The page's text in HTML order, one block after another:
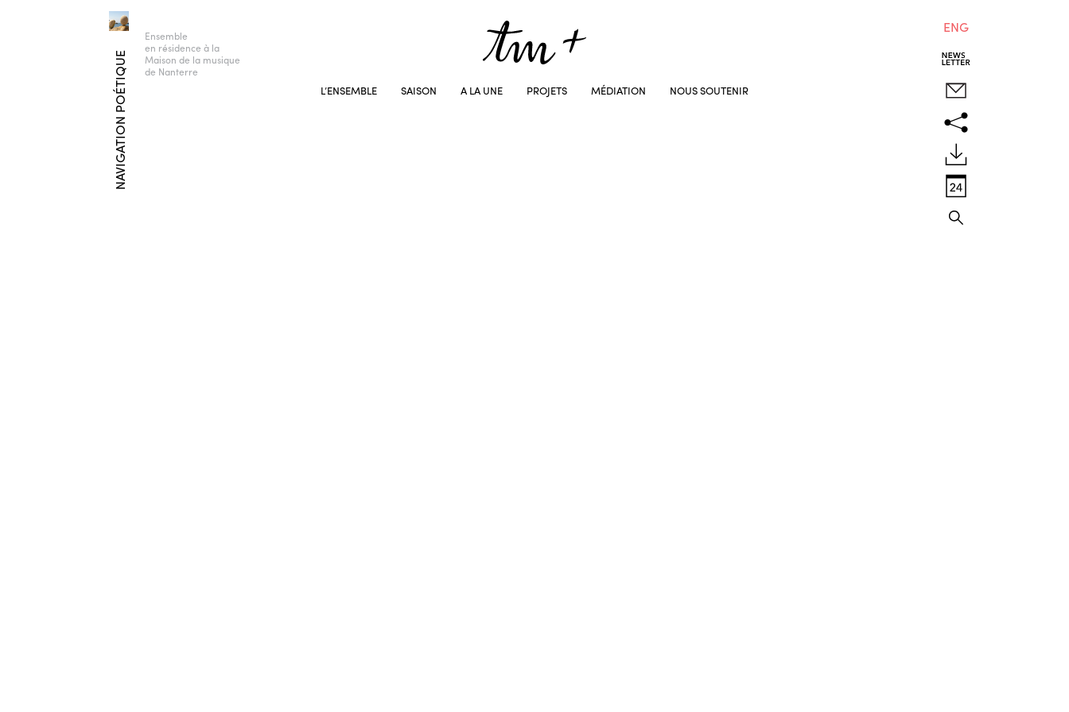
NAVIGATION POÉTIQUE
Ensemble
en résidence à la
Maison de la musique
de Nanterre
L’ENSEMBLE SAISON A LA UNE PROJETS MÉDIATION NOUS SOUTENIR
ENG